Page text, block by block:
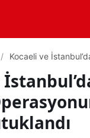
Kocaeli ve
Ayarla